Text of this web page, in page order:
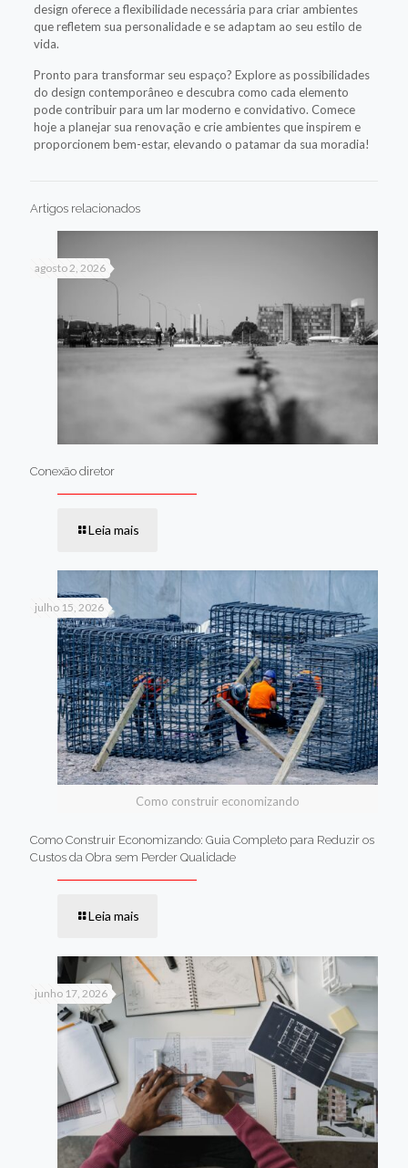
design oferece a flexibilidade necessária para criar ambientes
que refletem sua personalidade e se adaptam ao seu estilo de
vida.
Pronto para transformar seu espaço? Explore as possibilidades
do design contemporâneo e descubra como cada elemento
pode contribuir para um lar moderno e convidativo. Comece
hoje a planejar sua renovação e crie ambientes que inspirem e
proporcionem bem-estar, elevando o patamar da sua moradia!
Artigos relacionados
agosto 2, 2026
Conexão diretor
Leia mais
Como construir economizando
julho 15, 2026
Como Construir Economizando: Guia Completo para Reduzir os
Custos da Obra sem Perder Qualidade
Leia mais
junho 17, 2026